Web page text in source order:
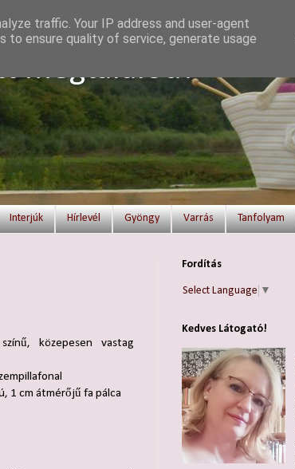
megtalálod!
Interjúk Hírlevél Gyöngy Varrás Tanfolyam
közepesen vastag
1 cm átmérőjű fa pálca
Fordítás
Select Language ▼
Kedves Látogató!
traffic. Your IP address and user-agent
to ensure quality of service, generate usage